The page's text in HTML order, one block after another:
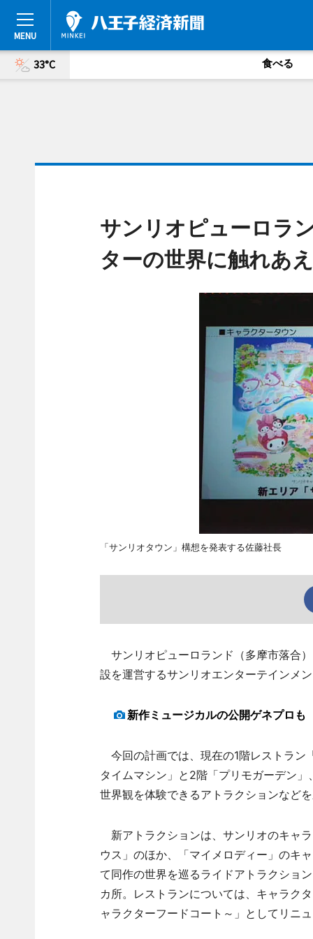
33°C 食べる
サンリオピューロラ
ターの世界に触れあ
「サンリオタウン」構想を発表する佐藤社長
サンリオピューロランド（多摩市落合
設を運営するサンリオエンターテインメ
新作ミュージカルの公開ゲネプロも
今回の計画では、現在の1階レストラン
タイムマシン」と2階「プリモガーデン
世界観を体験できるアトラクションなど
新アトラクションは、サンリオのキャ
ウス」のほか、「マイメロディー」のキ
て同作の世界を巡るライドアトラクショ
カ所。レストランについては、キャラク
ャラクターフードコート～」としてリニ